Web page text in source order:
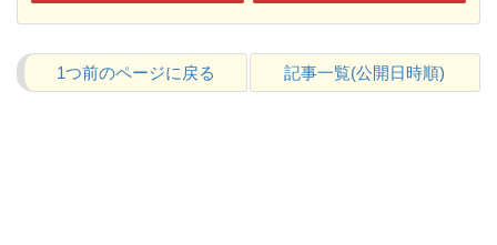
1つ前のページに戻る 記事一覧(公開日時順)